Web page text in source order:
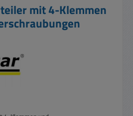
mit 4-Klemmen